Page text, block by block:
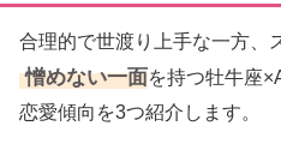
合理的で世渡り上手な一方、
憎めない一面を持つ牡牛座
恋愛傾向を3つ紹介します。